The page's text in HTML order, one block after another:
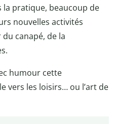
la pratique, beaucoup de
nouvelles activités
canapé, de la
humour cette
vers les loisirs… ou l’art de